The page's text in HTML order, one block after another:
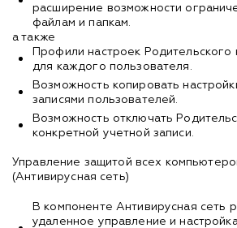
расширение возможности
файлам и папкам.
а также
Профили настроек Родительского
для каждого пользователя.
Возможность копировать
записями пользователей.
Возможность отключать
конкретной учетной записи.
Управление защитой всех
(Антивирусная сеть)
В компоненте Антивирусная сеть
удаленное управление и